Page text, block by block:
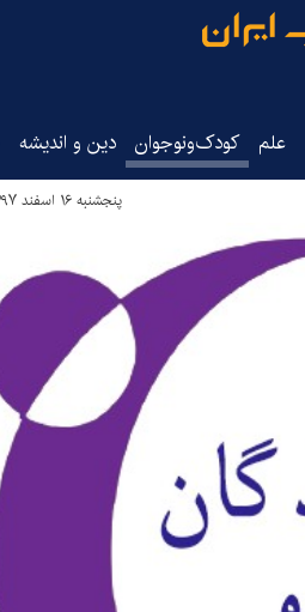
علم کودک‌ونوجوان دین و اندیشه
پنجشنبه ۱۶ اسفند ۱۳۹۷ - ۰۹:۵۶